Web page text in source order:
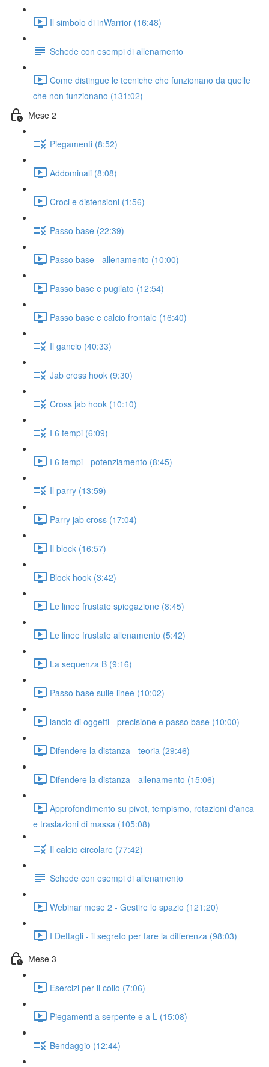
Il simbolo di inWarrior (16:48)
Schede con esempi di allenamento
Come distingue le tecniche che funzionano da quelle
che non funzionano (131:02)
Mese 2
Piegamenti (8:52)
Addominali (8:08)
Croci e distensioni (1:56)
Passo base (22:39)
Passo base - allenamento (10:00)
Passo base e pugilato (12:54)
Passo base e calcio frontale (16:40)
Il gancio (40:33)
Jab cross hook (9:30)
Cross jab hook (10:10)
I 6 tempi (6:09)
I 6 tempi - potenziamento (8:45)
Il parry (13:59)
Parry jab cross (17:04)
Il block (16:57)
Block hook (3:42)
Le linee frustate spiegazione (8:45)
Le linee frustate allenamento (5:42)
La sequenza B (9:16)
Passo base sulle linee (10:02)
lancio di oggetti - precisione e passo base (10:00)
Difendere la distanza - teoria (29:46)
Difendere la distanza - allenamento (15:06)
Approfondimento su pivot, tempismo, rotazioni d'anca
e traslazioni di massa (105:08)
Il calcio circolare (77:42)
Schede con esempi di allenamento
Webinar mese 2 - Gestire lo spazio (121:20)
I Dettagli - il segreto per fare la differenza (98:03)
Mese 3
Esercizi per il collo (7:06)
Piegamenti a serpente e a L (15:08)
Bendaggio (12:44)